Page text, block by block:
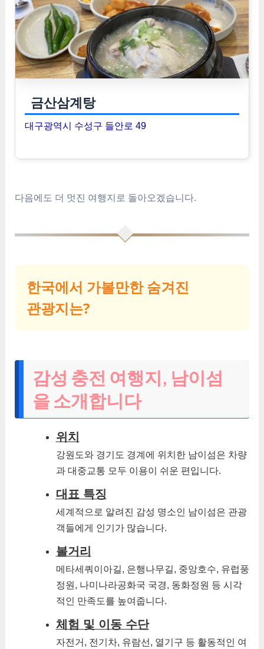
금산삼계탕
대구광역시 수성구 들안로 49
다음에도 더 멋진 여행지로 돌아오겠습니다.
한국에서 가볼만한 숨겨진
관광지는?
감성 충전 여행지, 남이섬
을 소개합니다
위치
강원도와 경기도 경계에 위치한 남이섬은 차량
과 대중교통 모두 이용이 쉬운 편입니다.
대표 특징
세계적으로 알려진 감성 명소인 남이섬은 관광
객들에게 인기가 많습니다.
볼거리
메타세쿼이아길, 은행나무길, 중앙호수, 유럽풍
정원, 나미나라공화국 국경, 동화정원 등 시각
적인 만족도를 높여줍니다.
체험 및 이동 수단
자전거, 전기차, 유람선, 열기구 등 활동적인 여